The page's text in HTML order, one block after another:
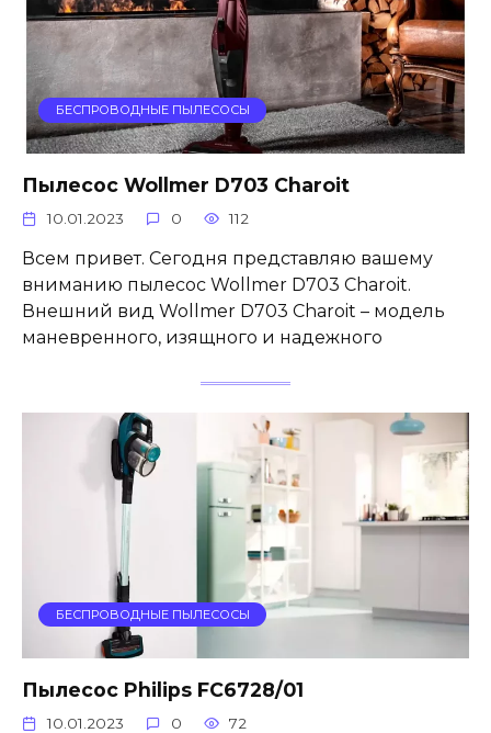
БЕСПРОВОДНЫЕ ПЫЛЕСОСЫ
Пылесос Wollmer D703 Charoit
10.01.2023 0 112
Всем привет. Сегодня представляю вашему
вниманию пылесос Wollmer D703 Charoit.
Внешний вид Wollmer D703 Charoit – модель
маневренного, изящного и надежного
БЕСПРОВОДНЫЕ ПЫЛЕСОСЫ
Пылесос Philips FC6728/01
10.01.2023 0 72